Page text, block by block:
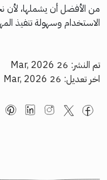
من الأفضل أن يشملها، لأن
الاستخدام وسهولة تنفيذ
تم النشر: 26 Mar, 2026
اخر تعديل: 26 Mar, 2026